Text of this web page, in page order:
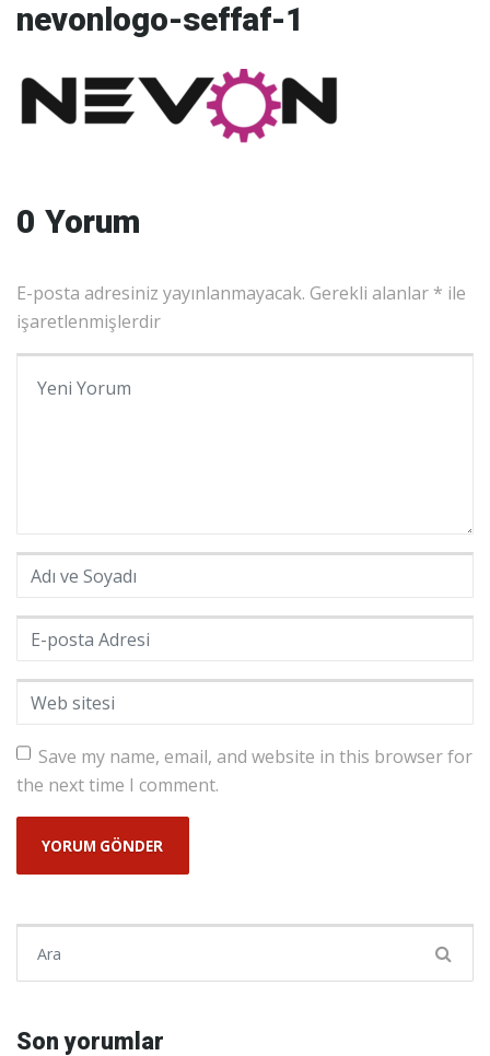
nevonlogo-seffaf-1
0 Yorum
E-posta adresiniz yayınlanmayacak. Gerekli alanlar * ile
işaretlenmişlerdir
Adı ve Soyadı *
E-posta Adresi
Web sitesi
Save my name, email, and website in this browser for
the next time I comment.
Son yorumlar